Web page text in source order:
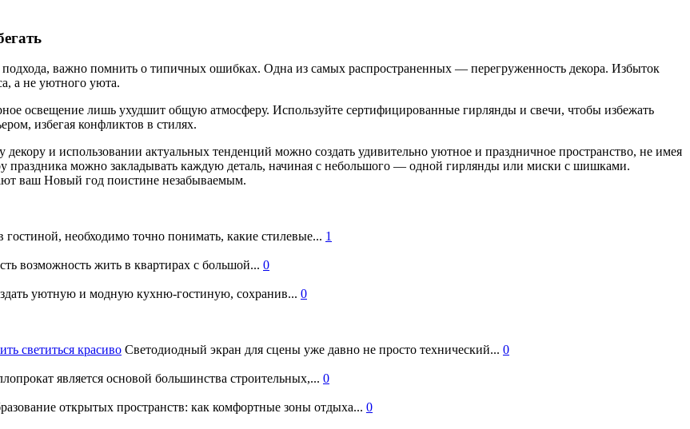
важно помнить о типичных ошибках. Одна из самых распространенных — перегруженность декора. Избыток
а не уютного уюта.
освещение лишь ухудшит общую атмосферу. Используйте сертифицированные гирлянды и свечи, чтобы избежать
избегая конфликтов в стилях.
и использовании актуальных тенденций можно создать удивительно уютное и праздничное пространство, не имея
праздника можно закладывать каждую деталь, начиная с небольшого — одной гирлянды или миски с шишками.
ваш Новый год поистине незабываемым.
гостиной, необходимо точно понимать, какие стилевые... 1
возможность жить в квартирах с большой... 0
уютную и модную кухню-гостиную, сохранив... 0
светиться красиво Светодиодный экран для сцены уже давно не просто технический... 0
является основой большинства строительных,... 0
открытых пространств: как комфортные зоны отдыха... 0